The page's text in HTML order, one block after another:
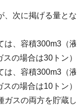
、次に掲げる量とな
、容積300m3（液
スの場合は30トン）
、容積300m3（液
スの場合は10トン）
スの両方を貯蔵し